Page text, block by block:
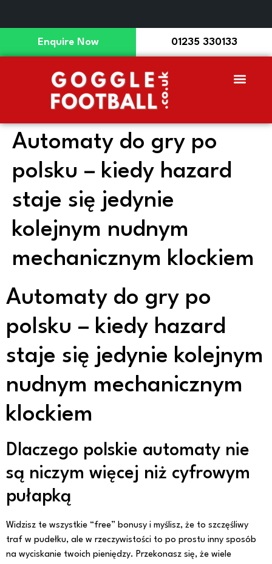
Enquire Now 01235 330133
Automaty do gry po
polsku – kiedy hazard
staje się jedynie
kolejnym nudnym
mechanicznym klockiem
Automaty do gry po
polsku – kiedy hazard
staje się jedynie kolejnym
nudnym mechanicznym
klockiem
Dlaczego polskie automaty nie
są niczym więcej niż cyfrowym
pułapką
Widzisz te wszystkie “free” bonusy i myślisz, że to szczęśliwy
traf w pudełku, ale w rzeczywistości to po prostu inny sposób
na wyciskanie twoich pieniędzy. Przekonasz się, że wiele